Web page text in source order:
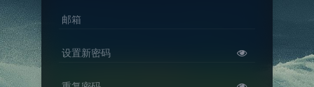
邮箱
设置新密码